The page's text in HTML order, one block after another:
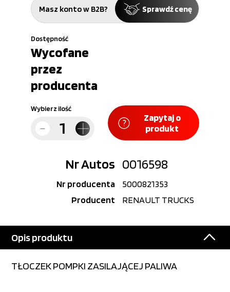
Masz konto w B2B? Sprawdź cenę
Dostępność
Wycofane
przez
producenta
Wybierz ilość
Zapytaj o
produkt
Nr Autos 0016598
Nr producenta
5000821353
Producent
RENAULT TRUCKS
Opis produktu
TŁOCZEK POMPKI ZASILAJĄCEJ PALIWA